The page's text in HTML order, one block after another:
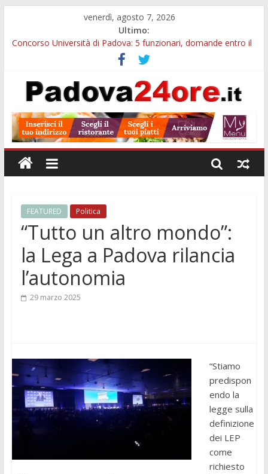
venerdì, agosto 7, 2026
Ultimo:
Concorso Università di Padova: 5 funzionari, domande entro il
Notizie di Padova alle ore 10: arresto, fermata Busitalia e
tregua dal caldo
Slow Looking agli Eremitani: un’ora per osservare davvero
Notizie di Padova alle ore 21: lavoratore morto, credito sul
gasolio e IA nei Comuni
Orto Botanico Padova: visite ed escursioni fino a settembre
FEATURED Politica
“Tutto un altro mondo”:
la Lega a Padova rilancia
l’autonomia
29 marzo 2025
“Stiamo
predispon
endo la
legge sulla
definizione
dei LEP
come
richiesto